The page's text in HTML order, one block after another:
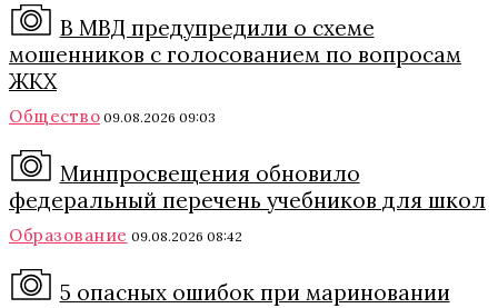
В МВД предупредили о схеме
мошенников с голосованием по вопросам
ЖКХ
Общество 09.08.2026 09:03
Минпросвещения обновило
федеральный перечень учебников для школ
Образование 09.08.2026 08:42
5 опасных ошибок при мариновании